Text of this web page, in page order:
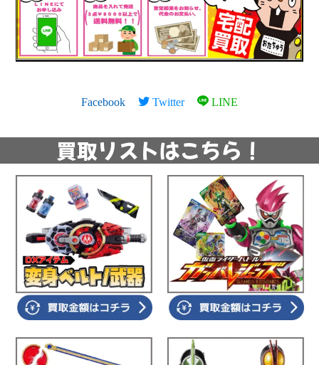
Facebook Twitter LINE
買取リストはこちら！